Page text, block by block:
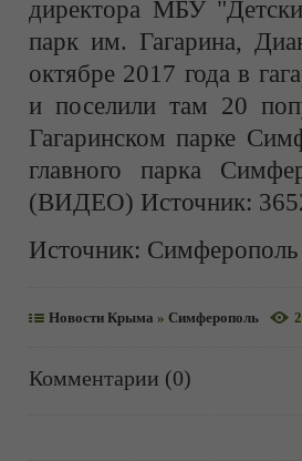
директора МБУ
парк им. Гагарина,
октябре 2017 года в
и поселили там 20
Гагаринском парке
главного парка
(ВИДЕО) Источник:
Источник: Симферополь
Новости Крыма » Симферополь 2
Комментарии (0)